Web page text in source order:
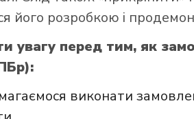
його розробкою і
увагу перед тим, як
виконати